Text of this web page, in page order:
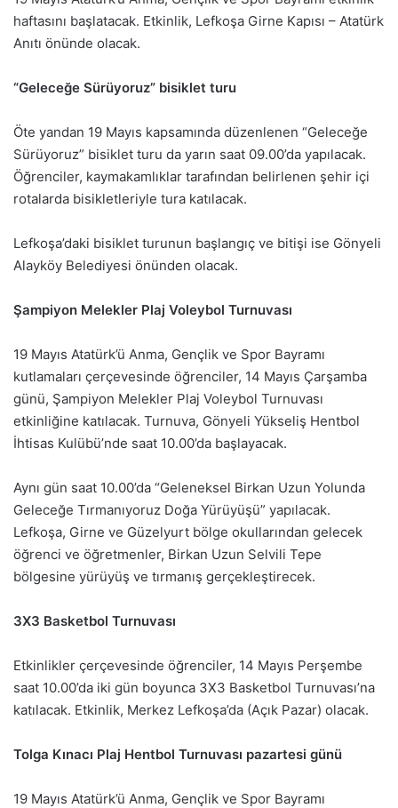
haftasını başlatacak. Etkinlik, Lefkoşa Girne Kapısı – Atatürk
Anıtı önünde olacak.
“Geleceğe Sürüyoruz” bisiklet turu
Öte yandan 19 Mayıs kapsamında düzenlenen “Geleceğe
Sürüyoruz” bisiklet turu da yarın saat 09.00’da yapılacak.
Öğrenciler, kaymakamlıklar tarafından belirlenen şehir içi
rotalarda bisikletleriyle tura katılacak.
Lefkoşa’daki bisiklet turunun başlangıç ve bitişi ise Gönyeli
Alayköy Belediyesi önünden olacak.
Şampiyon Melekler Plaj Voleybol Turnuvası
19 Mayıs Atatürk’ü Anma, Gençlik ve Spor Bayramı
kutlamaları çerçevesinde öğrenciler, 14 Mayıs Çarşamba
günü, Şampiyon Melekler Plaj Voleybol Turnuvası
etkinliğine katılacak. Turnuva, Gönyeli Yükseliş Hentbol
İhtisas Kulübü’nde saat 10.00’da başlayacak.
Aynı gün saat 10.00’da “Geleneksel Birkan Uzun Yolunda
Geleceğe Tırmanıyoruz Doğa Yürüyüşü” yapılacak.
Lefkoşa, Girne ve Güzelyurt bölge okullarından gelecek
öğrenci ve öğretmenler, Birkan Uzun Selvili Tepe
bölgesine yürüyüş ve tırmanış gerçekleştirecek.
3X3 Basketbol Turnuvası
Etkinlikler çerçevesinde öğrenciler, 14 Mayıs Perşembe
saat 10.00’da iki gün boyunca 3X3 Basketbol Turnuvası’na
katılacak. Etkinlik, Merkez Lefkoşa’da (Açık Pazar) olacak.
Tolga Kınacı Plaj Hentbol Turnuvası pazartesi günü
19 Mayıs Atatürk’ü Anma, Gençlik ve Spor Bayramı